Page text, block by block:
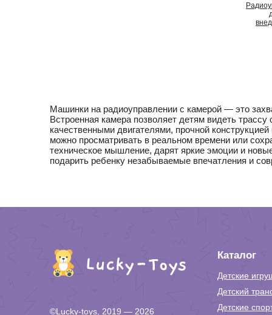
Машинки на радиоуправлении с камерой — это
Встроенная камера позволяет детям видеть
качественными двигателями, прочной
можно просматривать в реальном времени или
техническое мышление, дарят яркие эмоции и
подарить ребенку незабываемые впечатления и
©Lucky-toys, 2019 — 2026
Каталог
Детские
Детский
Детские